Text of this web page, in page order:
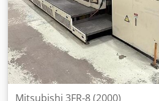
Mitsubishi 3FR-8 (2000)